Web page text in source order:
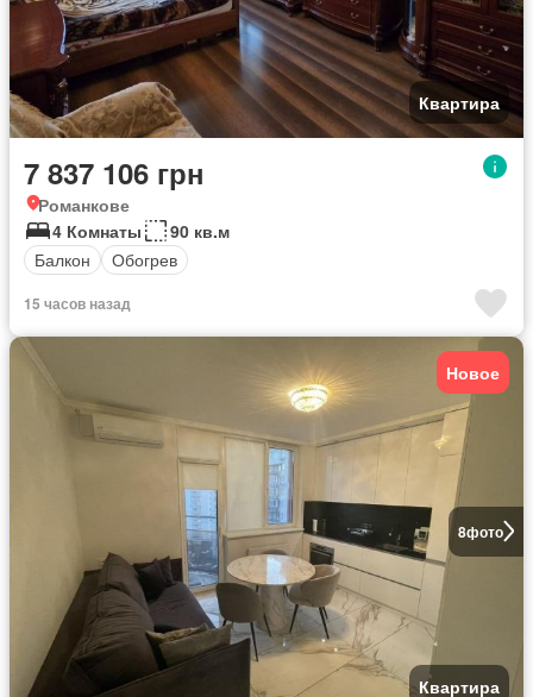
Квартира
7 837 106 грн
Романкове
4 Комнаты
90 кв.м
Балкон
Обогрев
15 часов назад
8фото
Новое
Квартира